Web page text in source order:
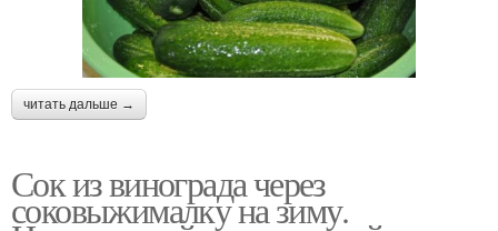
читать дальше →
Сок из винограда через
соковыжималку на зиму.